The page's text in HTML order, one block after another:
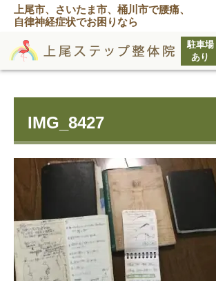
上尾市、さいたま市、桶川市で腰痛、
自律神経症状でお困りなら
IMG_8427